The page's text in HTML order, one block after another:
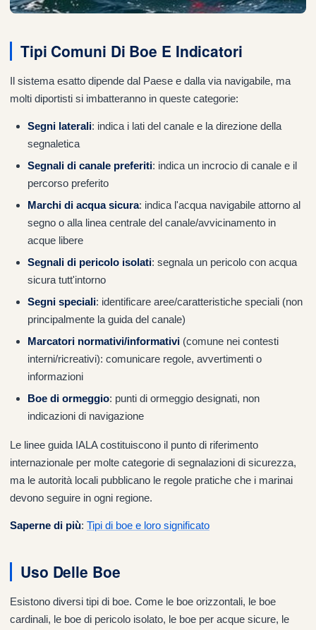
Tipi Comuni Di Boe E Indicatori
Il sistema esatto dipende dal Paese e dalla via navigabile, ma
molti diportisti si imbatteranno in queste categorie:
Segni laterali: indica i lati del canale e la direzione della
segnaletica
Segnali di canale preferiti: indica un incrocio di canale e il
percorso preferito
Marchi di acqua sicura: indica l'acqua navigabile attorno al
segno o alla linea centrale del canale/avvicinamento in
acque libere
Segnali di pericolo isolati: segnala un pericolo con acqua
sicura tutt'intorno
Segni speciali: identificare aree/caratteristiche speciali (non
principalmente la guida del canale)
Marcatori normativi/informativi(comune nei contesti
interni/ricreativi): comunicare regole, avvertimenti o
informazioni
Boe di ormeggio: punti di ormeggio designati, non
indicazioni di navigazione
Le linee guida IALA costituiscono il punto di riferimento
internazionale per molte categorie di segnalazioni di sicurezza,
ma le autorità locali pubblicano le regole pratiche che i marinai
devono seguire in ogni regione.
Saperne di più: Tipi di boe e loro significato
Uso Delle Boe
Esistono diversi tipi di boe. Come le boe orizzontali, le boe
cardinali, le boe di pericolo isolato, le boe per acque sicure, le